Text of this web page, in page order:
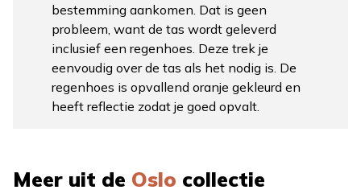
bestemming aankomen. Dat is geen
probleem, want de tas wordt geleverd
inclusief een regenhoes. Deze trek je
eenvoudig over de tas als het nodig is. De
regenhoes is opvallend oranje gekleurd en
heeft reflectie zodat je goed opvalt.
Meer uit de Oslo collectie